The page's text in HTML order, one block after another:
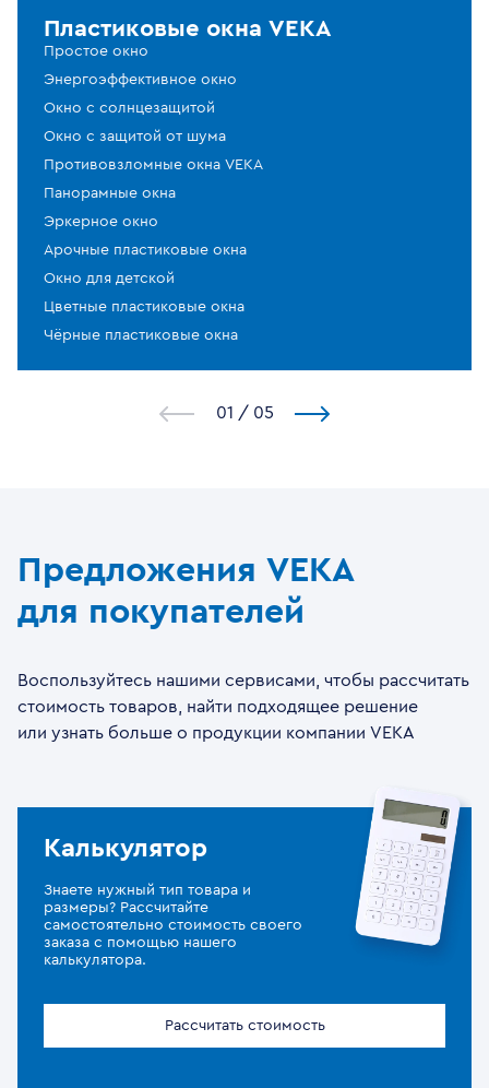
Пластиковые окна VEKA
Простое окно
Энергоэффективное окно
Окно с солнцезащитой
Окно с защитой от шума
Противовзломные окна VEKA
Панорамные окна
Эркерное окно
Арочные пластиковые окна
Окно для детской
Цветные пластиковые окна
Чёрные пластиковые окна
1 / 5
Предложения VEKA
для покупателей
Воспользуйтесь нашими сервисами, чтобы рассчитать
стоимость товаров, найти подходящее решение
или узнать больше о продукции компании VEKA
Калькулятор
Знаете нужный тип товара и
размеры? Рассчитайте
самостоятельно стоимость своего
заказа с помощью нашего
калькулятора.
Рассчитать стоимость